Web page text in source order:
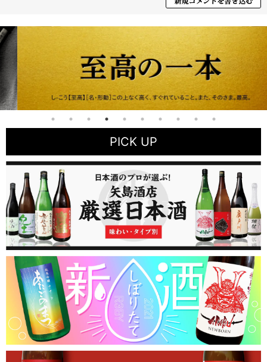
PICK UP